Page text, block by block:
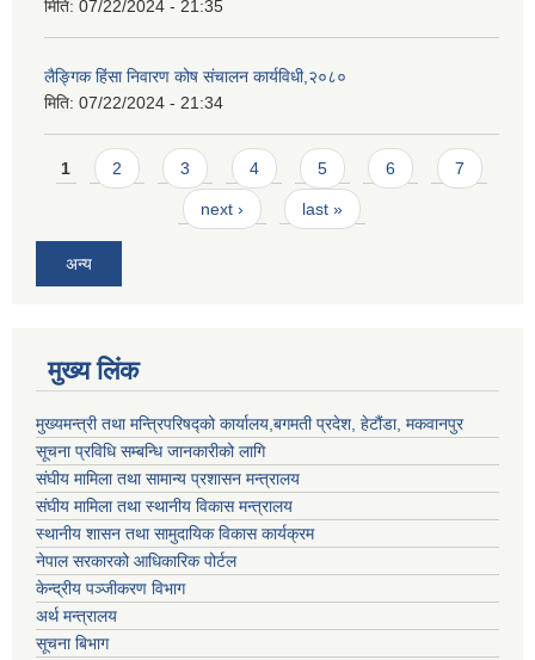
मिति: 07/22/2024 - 21:35
लैङ्गिक हिंसा निवारण कोष संचालन कार्यविधी,२०८०
मिति: 07/22/2024 - 21:34
Pages
1 2 3 4 5 6 7
next › last »
अन्य
मुख्य लिंक
मुख्यमन्त्री तथा मन्त्रिपरिषद्को कार्यालय,बगमती प्रदेश, हेटौंडा, मकवानपुर
सूचना प्रविधि सम्बन्धि जानकारीको लागि
संघीय मामिला तथा सामान्य प्रशासन मन्त्रालय
संघीय मामिला तथा स्थानीय विकास मन्त्रालय
स्थानीय शासन तथा सामुदायिक विकास कार्यक्रम
नेपाल सरकारको आधिकारिक पोर्टल
केन्द्रीय पञ्जीकरण विभाग
अर्थ मन्त्रालय
सूचना बिभाग